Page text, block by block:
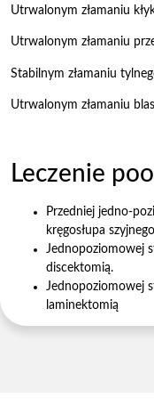
Utrwalonym złamaniu
Utrwalonym złamaniu
Stabilnym złamaniu
Utrwalonym złamaniu
Leczenie
Przedniej jedno-
kręgosłupa
Jednopoziomowej
discektomią.
Jednopoziomowej
laminektomią